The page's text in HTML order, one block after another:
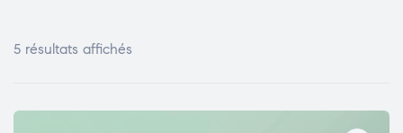
5 résultats affichés